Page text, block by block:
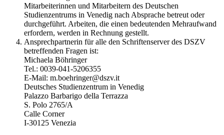
Mitarbeiterinnen und Mitarbeitern des Deutschen
Studienzentrums in Venedig nach Absprache betreut oder
durchgeführt. Arbeiten, die einen bedeutenden Mehraufwand
erfordern, werden in Rechnung gestellt.
Ansprechpartnerin für alle den Schriftenserver des DSZV
betreffenden Fragen ist:
Michaela Böhringer
Tel.: 0039-041-5206355
E-Mail: m.boehringer@dszv.it
Deutsches Studienzentrum in Venedig
Palazzo Barbarigo della Terrazza
S. Polo 2765/A
Calle Corner
I-30125 Venezia